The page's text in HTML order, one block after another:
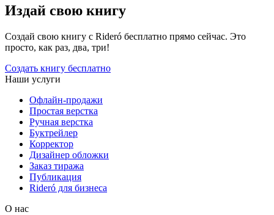
Издай свою книгу
Создай свою книгу с Rideró бесплатно прямо сейчас. Это
просто, как раз, два, три!
Создать книгу бесплатно
Наши услуги
Офлайн-продажи
Простая верстка
Ручная верстка
Буктрейлер
Корректор
Дизайнер обложки
Заказ тиража
Публикация
Rideró для бизнеса
О нас